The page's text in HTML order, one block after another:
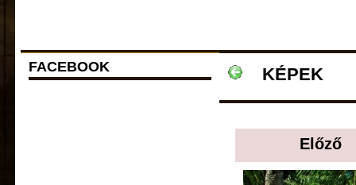
KÉPEK
Előző
FACEBOOK